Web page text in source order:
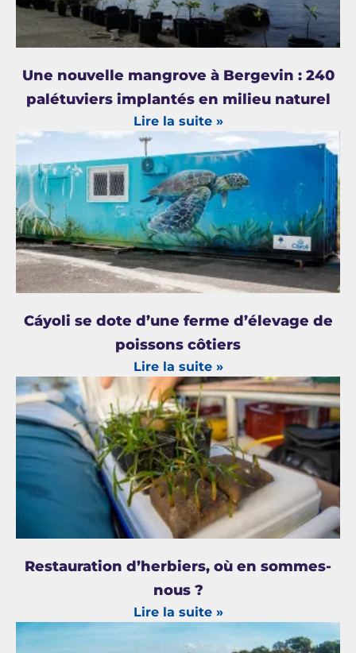
Une nouvelle mangrove à Bergevin : 240
palétuviers implantés en milieu naturel
Lire la suite »
Cáyoli se dote d’une ferme d’élevage de
poissons côtiers
Lire la suite »
Restauration d’herbiers, où en sommes-
nous ?
Lire la suite »